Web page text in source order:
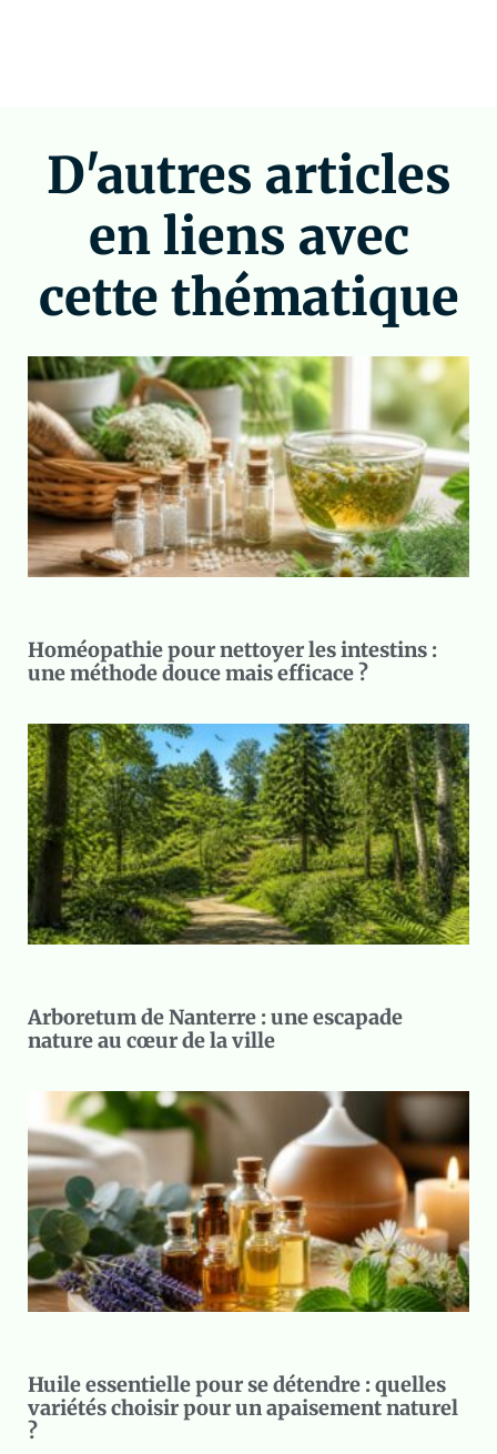
D'autres articles
en liens avec
cette thématique
Homéopathie pour nettoyer les intestins :
une méthode douce mais efficace ?
Arboretum de Nanterre : une escapade
nature au cœur de la ville
Huile essentielle pour se détendre : quelles
variétés choisir pour un apaisement naturel
?